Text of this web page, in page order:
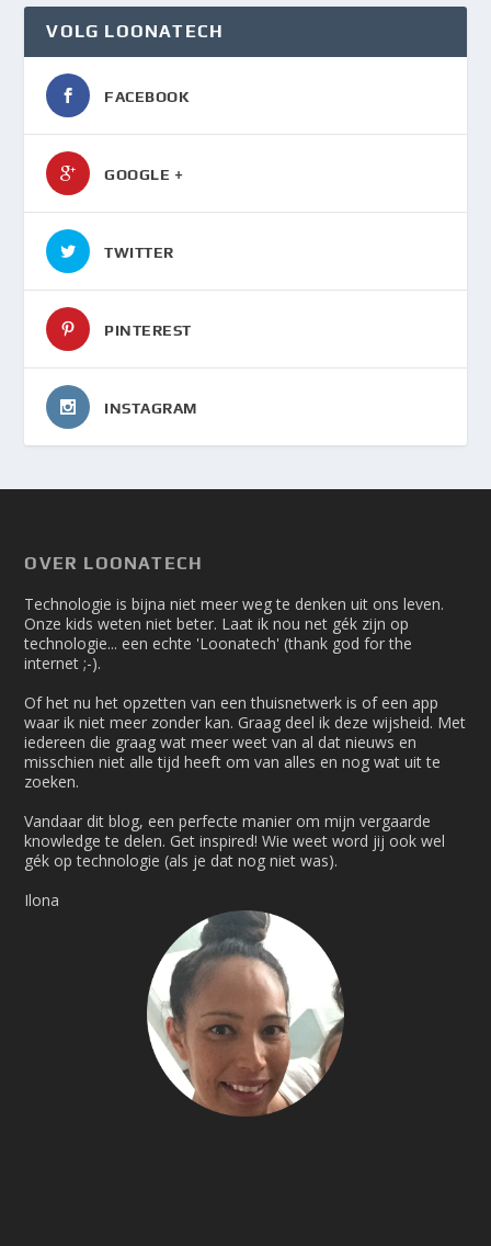
VOLG LOONATECH
FACEBOOK
GOOGLE +
TWITTER
PINTEREST
INSTAGRAM
OVER LOONATECH
Technologie is bijna niet meer weg te denken uit ons leven.
Onze kids weten niet beter. Laat ik nou net gék zijn op
technologie... een echte 'Loonatech' (thank god for the
internet ;-).
Of het nu het opzetten van een thuisnetwerk is of een app
waar ik niet meer zonder kan. Graag deel ik deze wijsheid. Met
iedereen die graag wat meer weet van al dat nieuws en
misschien niet alle tijd heeft om van alles en nog wat uit te
zoeken.
Vandaar dit blog, een perfecte manier om mijn vergaarde
knowledge te delen. Get inspired! Wie weet word jij ook wel
gék op technologie (als je dat nog niet was).
Ilona